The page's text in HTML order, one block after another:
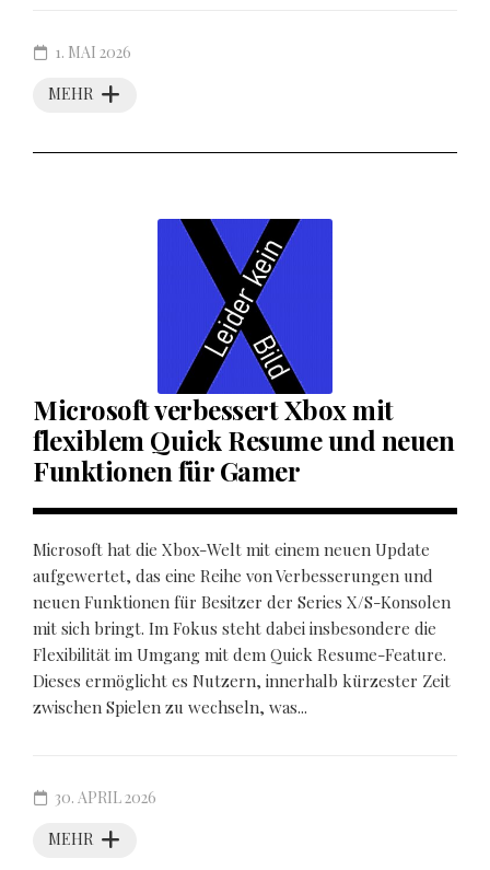
MEHR
1. MAI 2026
Microsoft verbessert Xbox mit
flexiblem Quick Resume und neuen
Funktionen für Gamer
Microsoft hat die Xbox-Welt mit einem neuen Update
aufgewertet, das eine Reihe von Verbesserungen und
neuen Funktionen für Besitzer der Series X/S-Konsolen
mit sich bringt. Im Fokus steht dabei insbesondere die
Flexibilität im Umgang mit dem Quick Resume-Feature.
Dieses ermöglicht es Nutzern, innerhalb kürzester Zeit
zwischen Spielen zu wechseln, was...
MEHR
30. APRIL 2026